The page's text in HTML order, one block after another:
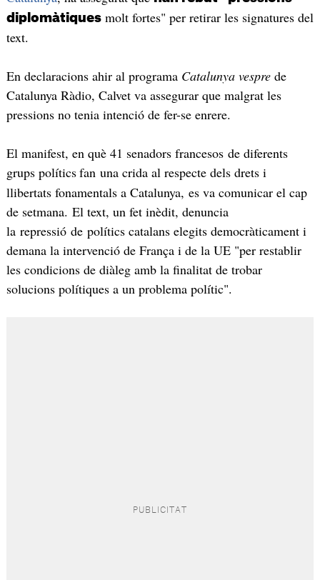
diplomàtiquesmolt fortes" per retirar les signatures del
text.
En declaracions ahir al programa Catalunya vesprede
Catalunya Ràdio, Calvet va assegurar que malgrat les
pressions no tenia intenció de fer-se enrere.
El manifest, en què 41 senadors francesos de diferents
grups políticsfan una crida al respecte dels drets i
llibertats fonamentals a Catalunya, es va comunicar el cap
de setmana. El text, un fet inèdit, denuncia
la repressió de polítics catalans elegits democràticament i
demana la intervenció de França i de la UE "per restablir
les condicions de diàleg amb la finalitat de trobar
solucions polítiques a un problema polític".